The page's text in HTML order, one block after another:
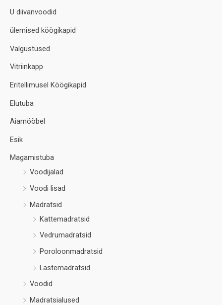
U diivanvoodid
ülemised köögikapid
Valgustused
Vitriinkapp
Eritellimusel Köögikapid
Elutuba
Aiamööbel
Esik
Magamistuba
Voodijalad
Voodi lisad
Madratsid
Kattemadratsid
Vedrumadratsid
Poroloonmadratsid
Lastemadratsid
Voodid
Madratsialused